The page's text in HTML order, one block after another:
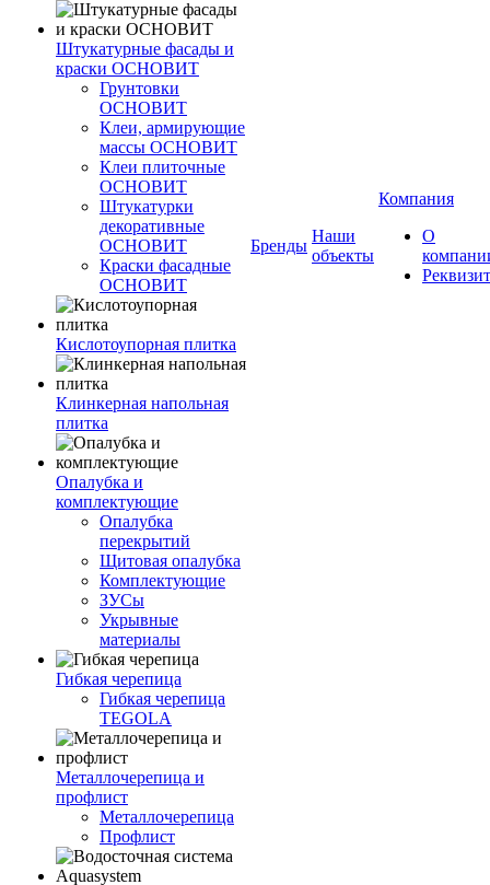
Штукатурные фасады и
краски ОСНОВИТ
Грунтовки
ОСНОВИТ
Клеи, армирующие
массы ОСНОВИТ
Клеи плиточные
ОСНОВИТ
Штукатурки
декоративные
ОСНОВИТ
Краски фасадные
ОСНОВИТ
Кислотоупорная плитка
Клинкерная напольная
плитка
Опалубка и
комплектующие
Опалубка
перекрытий
Щитовая опалубка
Комплектующие
ЗУСы
Укрывные
материалы
Гибкая черепица
Гибкая черепица
TEGOLA
Металлочерепица и
профлист
Металлочерепица
Профлист
Бренды
Наши
объекты
Компания
О